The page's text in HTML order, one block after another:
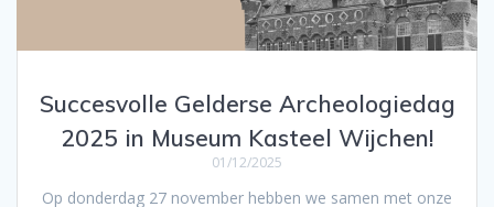
Succesvolle Gelderse Archeologiedag
2025 in Museum Kasteel Wijchen!
01/12/2025
Op donderdag 27 november hebben we samen met onze